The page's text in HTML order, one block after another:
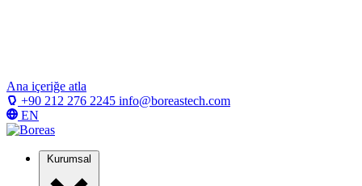
Ana içeriğe atla
+90 212 276 2245 info@boreastech.com
EN
Kurumsal